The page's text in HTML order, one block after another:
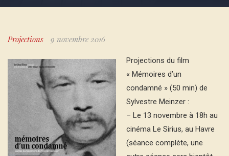
Projections 9 novembre 2016
Projections du film
« Mémoires d’un
condamné » (50 min) de
Sylvestre Meinzer :
– Le 13 novembre à 18h au
cinéma Le Sirius, au Havre
(séance complète, une